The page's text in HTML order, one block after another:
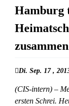
Hamburg
zusammen
Di. Sep. 17 ,
(CIS-intern) –
ersten Schrei.